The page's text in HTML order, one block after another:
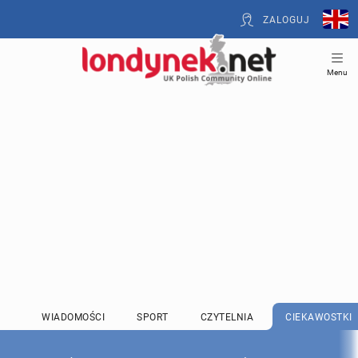
ZALOGUJ
Menu
WIADOMOŚCI SPORT CZYTELNIA CIEKAWOSTKI